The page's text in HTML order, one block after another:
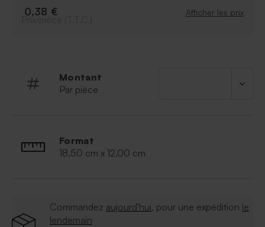
0,38 € Afficher les prix
Montant
Par pièce
Format
18,50 cm x 12,00 cm
Commandez aujourd'hui, pour une expédition le
lendemain